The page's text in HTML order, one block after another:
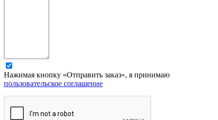
Нажимая кнопку «Отправить заказ», я принимаю
пользовательское соглашение